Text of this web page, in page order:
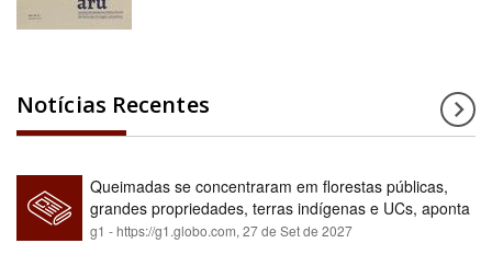
Notícias Recentes
Queimadas se concentraram em florestas públicas,
grandes propriedades, terras indígenas e UCs, aponta
relatório
g1 - https://g1.globo.com, 27 de Set de 2027